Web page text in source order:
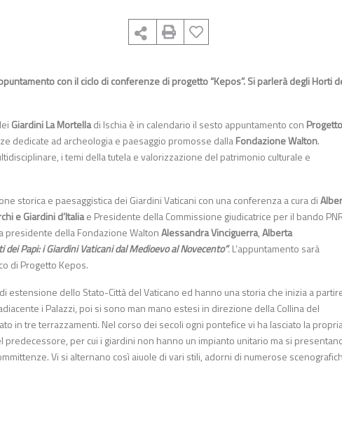
con il ciclo di conferenze di progetto “Kepos”. Si parlerà degli Horti
Giardini La Mortelladi Ischia è in calendario il sesto appuntamento con Progetto
dedicate ad archeologia e paesaggio promosse dallaFondazione Walton.
i temi della tutela e valorizzazione del patrimonio culturale e
storica e paesaggistica dei Giardini Vaticani con una conferenza a cura di
e Giardini d’Italiae Presidente della Commissione giudicatrice per il bando
presidente della Fondazione WaltonAlessandra Vinciguerra,Alberta
dei Papi: i Giardini Vaticani dal Medioevo al Novecento”.L’appuntamento sarà
di Progetto Kepos.
estensione dello Stato-Città del Vaticano ed hanno una storia che inizia a
i Palazzi, poi si sono man mano estesi in direzione della Collina del
in tre terrazzamenti. Nel corso dei secoli ogni pontefice vi ha lasciato la
per cui i giardini non hanno un impianto unitario ma si
Vi si alternano così aiuole di vari stili, adorni di numerose